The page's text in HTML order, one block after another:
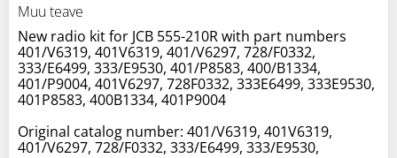
Muu teave
New radio kit for JCB 555-210R with part numbers
401/V6319, 401V6319, 401/V6297, 728/F0332,
333/E6499, 333/E9530, 401/P8583, 400/B1334,
401/P9004, 401V6297, 728F0332, 333E6499, 333E9530,
401P8583, 400B1334, 401P9004
Original catalog number: 401/V6319, 401V6319,
401/V6297, 728/F0332, 333/E6499, 333/E9530,